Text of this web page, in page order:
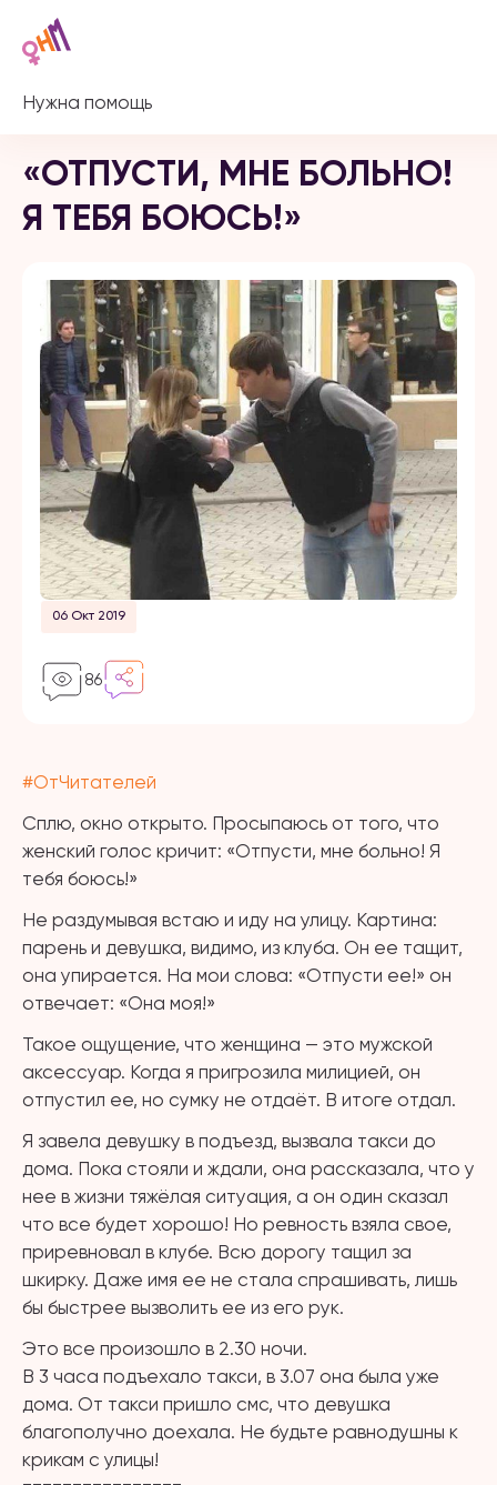
Нужна помощь
«ОТПУСТИ, МНЕ БОЛЬНО!
Я ТЕБЯ БОЮСЬ!»
06 Окт 2019
86
#ОтЧитателей
Сплю, окно открыто. Просыпаюсь от того, что
женский голос кричит: «Отпусти, мне больно! Я
тебя боюсь!»
Не раздумывая встаю и иду на улицу. Картина:
парень и девушка, видимо, из клуба. Он ее тащит,
она упирается. На мои слова: «Отпусти ее!» он
отвечает: «Она моя!»
Такое ощущение, что женщина — это мужской
аксессуар. Когда я пригрозила милицией, он
отпустил ее, но сумку не отдаёт. В итоге отдал.
Я завела девушку в подъезд, вызвала такси до
дома. Пока стояли и ждали, она рассказала, что у
нее в жизни тяжёлая ситуация, а он один сказал
что все будет хорошо! Но ревность взяла свое,
приревновал в клубе. Всю дорогу тащил за
шкирку. Даже имя ее не стала спрашивать, лишь
бы быстрее вызволить ее из его рук.
Это все произошло в 2.30 ночи.
В 3 часа подъехало такси, в 3.07 она была уже
дома. От такси пришло смс, что девушка
благополучно доехала. Не будьте равнодушны к
крикам с улицы!